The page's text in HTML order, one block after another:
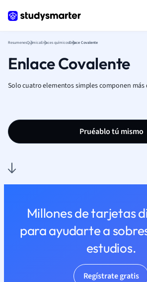
ResumenesQuímicaEnlaces químicosEnlace Covalente
Enlace Covalente
Solo cuatro elementos simples componen más
Pruéablo tú mismo
Millones de tarjetas
para ayudarte a
estudios.
Regístrate gratis